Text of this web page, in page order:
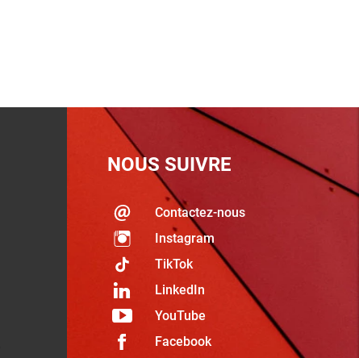
NOUS SUIVRE
Contactez-nous
Instagram
TikTok
LinkedIn
YouTube
Facebook